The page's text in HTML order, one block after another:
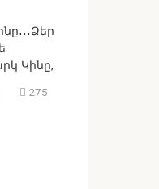
Կինը,
275